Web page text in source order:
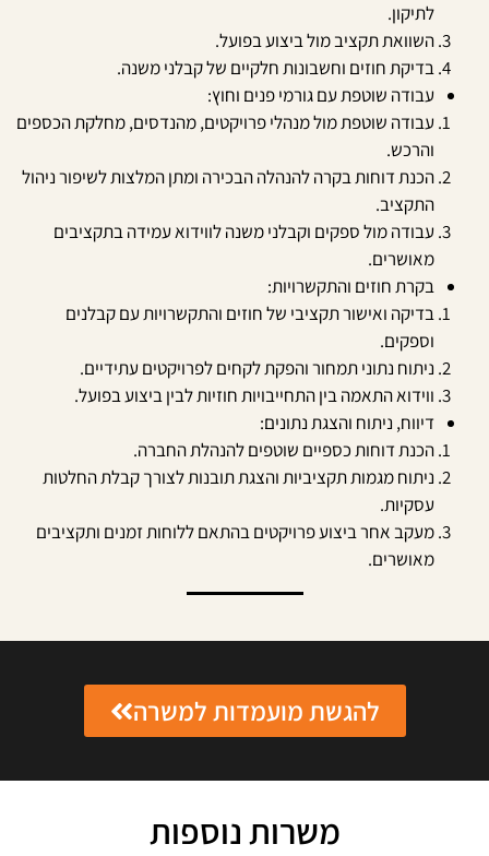
לתיקון.
השוואת תקציב מול ביצוע בפועל.
בדיקת חוזים וחשבונות חלקיים של קבלני משנה.
עבודה שוטפת עם גורמי פנים וחוץ:
עבודה שוטפת מול מנהלי פרויקטים, מהנדסים, מחלקת הכספים
והרכש.
הכנת דוחות בקרה להנהלה הבכירה ומתן המלצות לשיפור ניהול
התקציב.
עבודה מול ספקים וקבלני משנה לווידוא עמידה בתקציבים
מאושרים.
בקרת חוזים והתקשרויות:
בדיקה ואישור תקציבי של חוזים והתקשרויות עם קבלנים
וספקים.
ניתוח נתוני תמחור והפקת לקחים לפרויקטים עתידיים.
ווידוא התאמה בין התחייבויות חוזיות לבין ביצוע בפועל.
דיווח, ניתוח והצגת נתונים:
הכנת דוחות כספיים שוטפים להנהלת החברה.
ניתוח מגמות תקציביות והצגת תובנות לצורך קבלת החלטות
עסקיות.
מעקב אחר ביצוע פרויקטים בהתאם ללוחות זמנים ותקציבים
מאושרים.
להגשת מועמדות למשרה
משרות נוספות